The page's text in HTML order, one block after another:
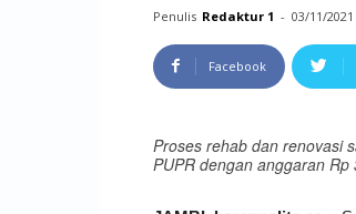
Penulis Redaktur 1 - 03/11/2021
Facebook
Proses rehab dan renovasi
PUPR dengan anggaran